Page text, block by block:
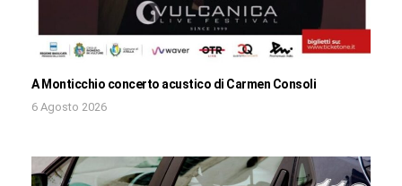
A Monticchio concerto acustico di Carmen Consoli
6 Agosto 2026